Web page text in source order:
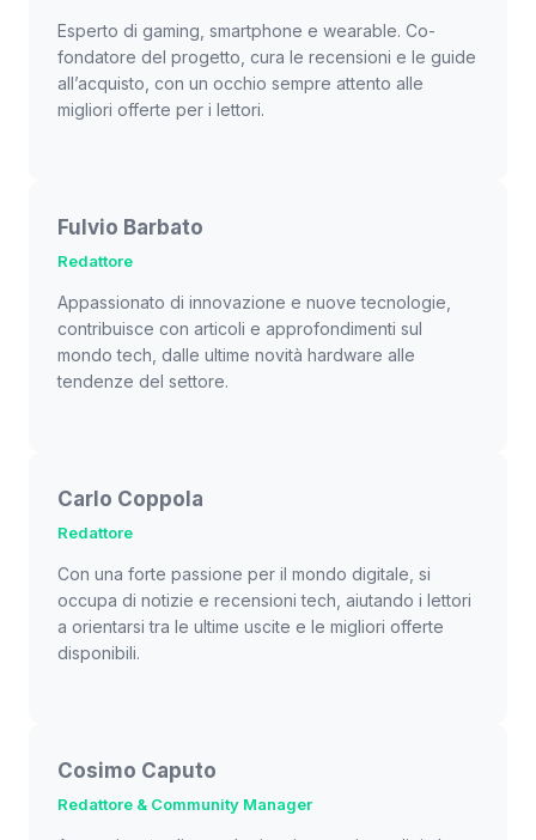
Esperto di gaming, smartphone e wearable. Co-
fondatore del progetto, cura le recensioni e le guide
all’acquisto, con un occhio sempre attento alle
migliori offerte per i lettori.
Fulvio Barbato
Redattore
Appassionato di innovazione e nuove tecnologie,
contribuisce con articoli e approfondimenti sul
mondo tech, dalle ultime novità hardware alle
tendenze del settore.
Carlo Coppola
Redattore
Con una forte passione per il mondo digitale, si
occupa di notizie e recensioni tech, aiutando i lettori
a orientarsi tra le ultime uscite e le migliori offerte
disponibili.
Cosimo Caputo
Redattore & Community Manager